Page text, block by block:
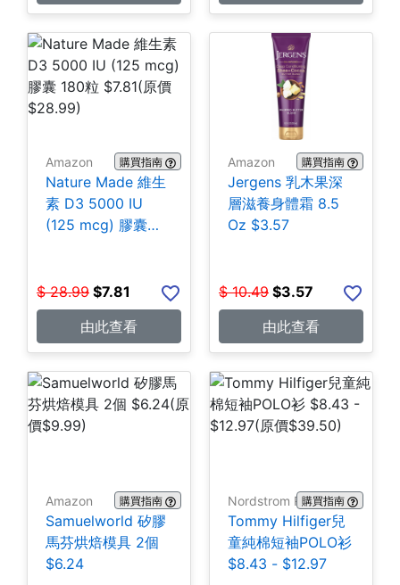
Amazon 購買指南
Nature Made 維生
素 D3 5000 IU
(125 mcg) 膠囊
$ 28.99 $7.81
由此查看
Amazon 購買指南
Jergens 乳木果深
層滋養身體霜 8.5
Oz $3.57
$ 10.49 $3.57
由此查看
Amazon 購買指南
Samuelworld 矽膠
馬芬烘焙模具 2個
$6.24
Nordstrom Rack購買指南
Tommy Hilfiger兒
童純棉短袖POLO衫
$8.43 - $12.97